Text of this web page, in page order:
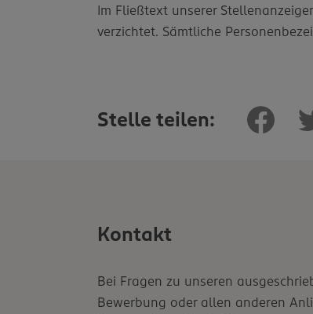
Im Fließtext unserer
verzichtet. Sämtliche
Stelle teilen:
Kontakt
Bei Fragen zu unseren
Bewerbung oder allen anderen